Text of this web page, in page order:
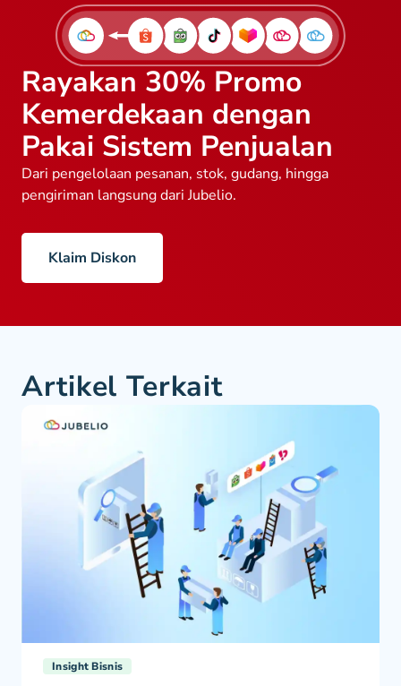
Rayakan 30% Promo
Kemerdekaan dengan
Pakai Sistem Penjualan
Dari pengelolaan pesanan, stok, gudang, hingga
pengiriman langsung dari Jubelio.
Klaim Diskon
Artikel Terkait
Insight Bisnis